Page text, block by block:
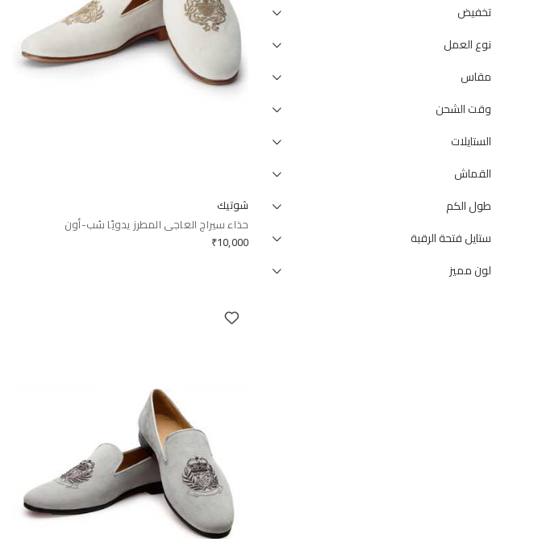
تخفيض
نوع العمل
مقاس
وقت الشحن
الستايلات
القماش
طول الكم
ستايل فتحة الرقبة
لون مميز
شوتيك
حذاء سيراج العاجي المطرز يدويًا سُب-أون
₹10,000